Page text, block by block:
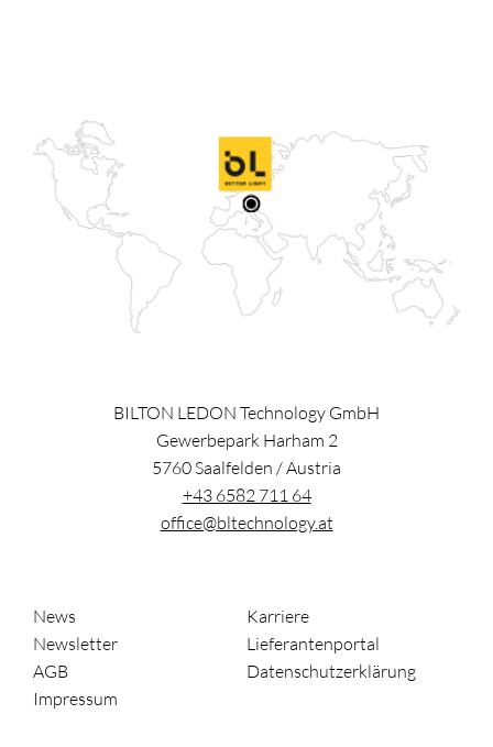
BILTON LEDON Technology GmbH
Gewerbepark Harham 2
5760Saalfelden /Austria
+43 6582 711 64
office@bltechnology.at
News
Karriere
Newsletter
Lieferantenportal
AGB
Datenschutzerklärung
Impressum